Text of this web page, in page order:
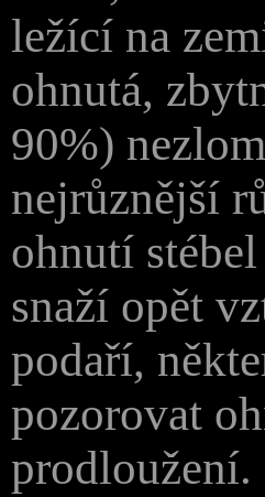
ležící na
ohnutá,
90%)
nejrůznější
ohnutí
snaží opět
podaří,
pozorovat
prodloužení.